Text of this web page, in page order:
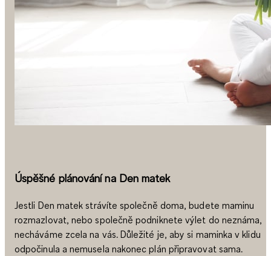
Úspěšné plánování na Den matek
Jestli Den matek strávíte společně doma, budete maminu
rozmazlovat, nebo společně podniknete výlet do neznáma,
necháváme zcela na vás. Důležité je, aby si maminka v klidu
odpočinula a nemusela nakonec plán připravovat sama.